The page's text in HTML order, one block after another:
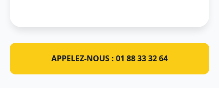
APPELEZ-NOUS : 01 88 33 32 64